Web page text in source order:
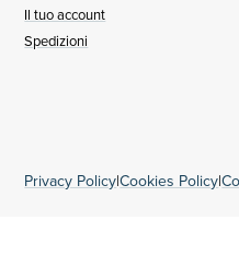
Il tuo account
Spedizioni
Privacy Policy|Cookies Policy|